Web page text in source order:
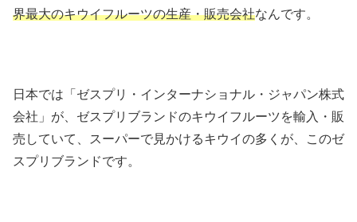
界最大のキウイフルーツの生産・販売会社なんです。
日本では「ゼスプリ・インターナショナル・ジャパン株式
会社」が、ゼスプリブランドのキウイフルーツを輸入・販
売していて、スーパーで見かけるキウイの多くが、このゼ
スプリブランドです。